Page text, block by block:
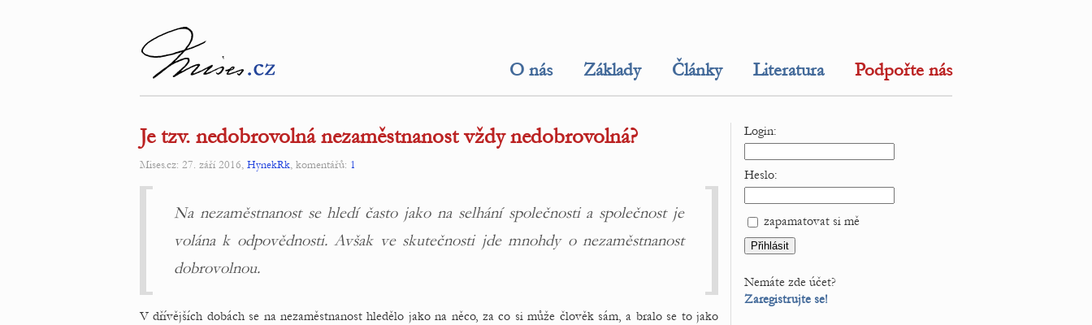
O nás Základy Články Literatura Podpořte nás
Je tzv. nedobrovolná nezaměstnanost vždy nedobrovolná?
Mises.cz: 27. září 2016, HynekRk, komentářů: 1
Na nezaměstnanost se hledí často jako na selhání společnosti a společnost je
volána k odpovědnosti. Avšak ve skutečnosti jde mnohdy o nezaměstnanost
dobrovolnou.
V dřívějších dobách se na nezaměstnanost hledělo jako na něco, za co si může člověk sám, a bralo se to jako
Login:
Heslo:
zapamatovat si mě
Nemáte zde účet?
Zaregistrujte se!